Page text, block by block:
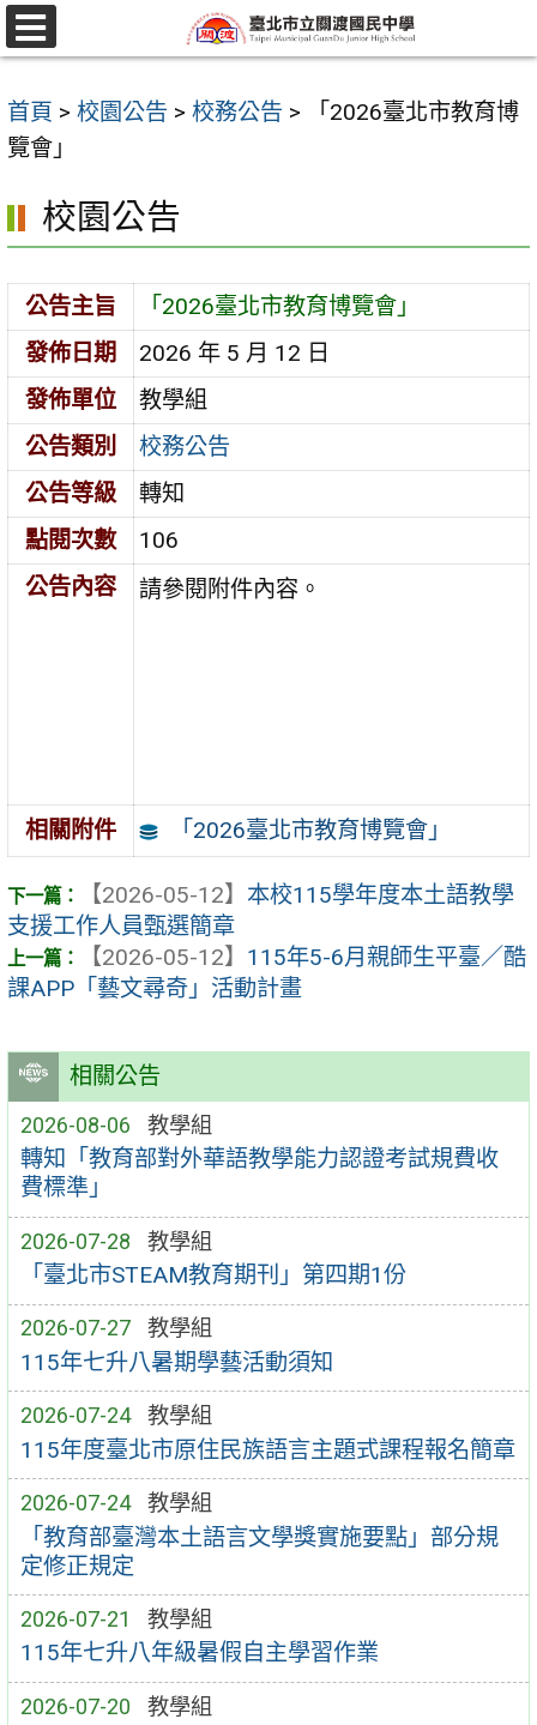
跳
至
要
內
區
選
單
首頁 > 校園公告 > 校務公告 >
「2026臺北市教育博
覽會」
相關公告
2026-08-06 教學組
轉知「教育部對外華語教學能力認證考試規費收
費標準」
2026-07-28 教學組
「臺北市STEAM教育期刊」第四期1份
2026-07-27 教學組
115年七升八暑期學藝活動須知
2026-07-24 教學組
115年度臺北市原住民族語言主題式課程報名簡章
2026-07-24 教學組
「教育部臺灣本土語言文學獎實施要點」部分規
定修正規定
2026-07-21 教學組
115年七升八年級暑假自主學習作業
2026-07-20 教學組
校園公告
公告主旨
「2026臺北市教育博覽會」
發佈日期
2026 年 5 月 12 日
發佈單位
教學組
公告類別
校務公告
公告等級
轉知
點閱次數
106
公告內容
請參閱附件內容。
相關附件 「2026臺北市教育博覽會」
【2026-05-12】 本校115學年度本土語教學
支援工作人員甄選簡章
【2026-05-12】 115年5-6月親師生平臺／酷
課APP「藝文尋奇」活動計畫